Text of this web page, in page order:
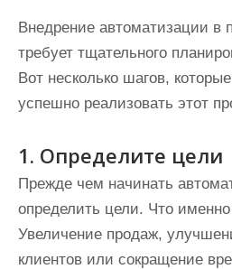
Внедрение автоматизации в
требует тщательного
Вот несколько шагов,
успешно реализовать этот
1. Определите цели
Прежде чем начинать
определить цели. Что
Увеличение продаж,
клиентов или сокращение